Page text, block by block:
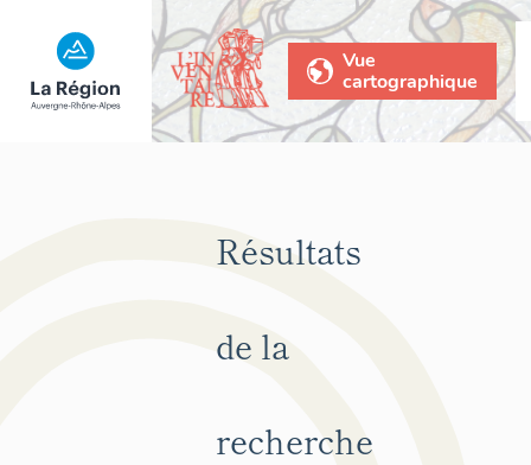
Vue
cartographique
Résultats
de la
recherche